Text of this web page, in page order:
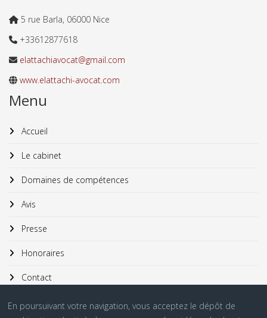
5 rue Barla, 06000 Nice
+33612877618
elattachiavocat@gmail.com
www.elattachi-avocat.com
Menu
Accueil
Le cabinet
Domaines de compétences
Avis
Presse
Honoraires
Contact
En poursuivant votre navigation, vous acceptez le dépôt de